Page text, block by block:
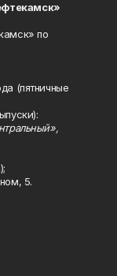
по
(пятничные
5.